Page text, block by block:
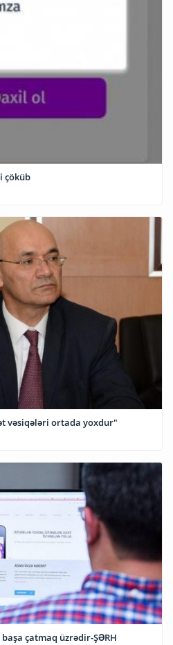
çöküb
vəsiqələri ortada yoxdur"
başa çatmaq üzrədir-ŞƏRH